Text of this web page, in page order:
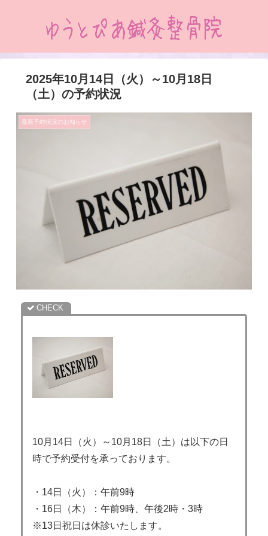
2025年10月14日（火）～10月18日
（土）の予約状況
最新予約状況のお知らせ
10月14日（火）～10月18日（土）は以下の日
時で予約受付を承っております。
・14日（火）：午前9時
・16日（木）：午前9時、午後2時・3時
※13日祝日は休診いたします。